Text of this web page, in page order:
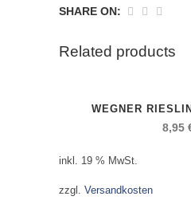
SHARE ON:
Related products
WEGNER
8,95
inkl. 19 % MwSt.
zzgl. Versandkosten